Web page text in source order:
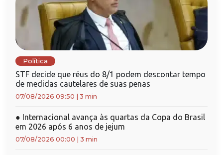
Política
STF decide que réus do 8/1 podem descontar tempo
de medidas cautelares de suas penas
07/08/2026 09:50 3 min
● Internacional avança às quartas da Copa do Brasil
em 2026 após 6 anos de jejum
07/08/2026 00:00 3 min